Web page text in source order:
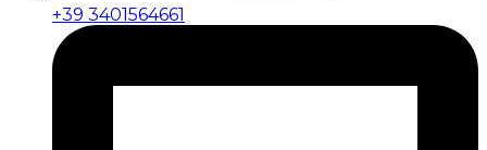
+39 3401564661